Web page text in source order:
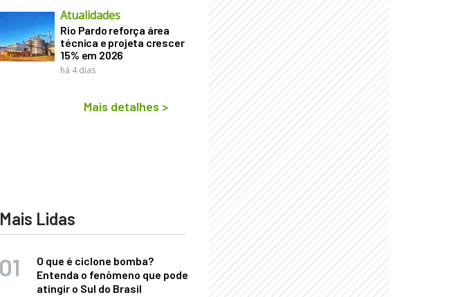
Atualidades
Rio Pardo reforça área
técnica e projeta crescer
15% em 2026
há 4 dias
Mais detalhes >
Mais Lidas
O que é ciclone bomba?
Entenda o fenômeno que pode
atingir o Sul do Brasil